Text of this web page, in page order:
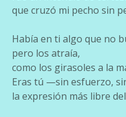
que cruzó mi pecho sin
Había en ti algo que no
pero los atraía,
como los girasoles a la
Eras tú —sin esfuerzo,
la expresión más libre